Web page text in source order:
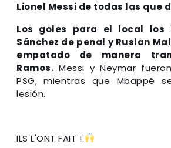
Lionel Messi de todas las que
Los goles para el local los
Sánchez de penal y Ruslan
empatado de manera
Ramos. Messi y Neymar
PSG, mientras que Mbappé
lesión.
ILS L'ONT FAIT !